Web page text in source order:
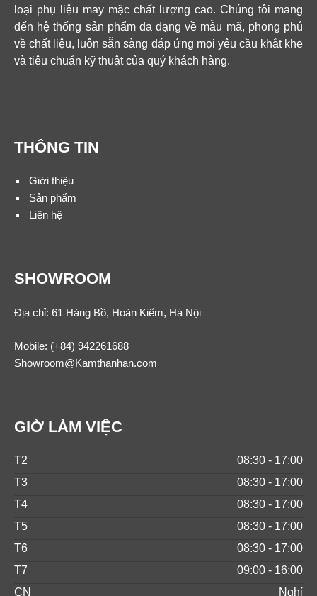
loại phụ liệu may mặc chất lượng cao. Chúng tôi mang
đến hệ thống sản phẩm đa dạng về mẫu mã, phong phú
về chất liệu, luôn sẵn sàng đáp ứng mọi yêu cầu khắt khe
và tiêu chuẩn kỹ thuật của quý khách hàng.
THÔNG TIN
Giới thiệu
Sản phẩm
Liên hệ
SHOWROOM
Địa chỉ: 61 Hàng Bồ, Hoàn Kiếm, Hà Nội
Mobile: (+84) 942261688
Showroom@Kamthanhan.com
GIỜ LÀM VIỆC
T2
08:30 - 17:00
T3
08:30 - 17:00
T4
08:30 - 17:00
T5
08:30 - 17:00
T6
08:30 - 17:00
T7
09:00 - 16:00
CN
Nghỉ